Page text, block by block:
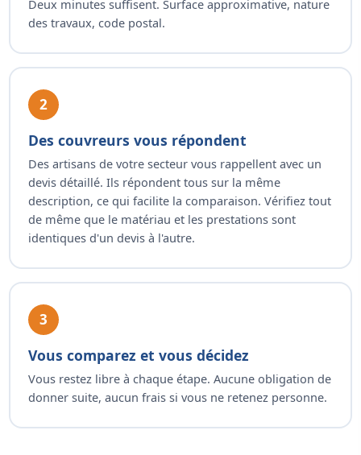
Deux minutes suffisent. Surface approximative, nature
des travaux, code postal.
2
Des couvreurs vous répondent
Des artisans de votre secteur vous rappellent avec un
devis détaillé. Ils répondent tous sur la même
description, ce qui facilite la comparaison. Vérifiez tout
de même que le matériau et les prestations sont
identiques d'un devis à l'autre.
3
Vous comparez et vous décidez
Vous restez libre à chaque étape. Aucune obligation de
donner suite, aucun frais si vous ne retenez personne.